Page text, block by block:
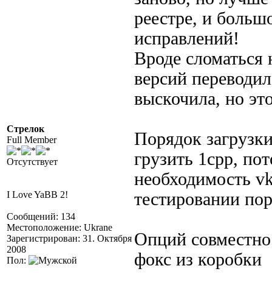
Стрелок
Full Member
Отсутствует
I Love YaBB 2!
Сообщений: 134
Местоположение: Ukrane
Зарегистрирован: 31. Октября
2008
Пол:
реестре, и
исправлений!
Вроде сломаться
версий
выскочила, но
Порядок
грузить 1cpp,
необходимость
тестировании
Опций
фокс из коробки